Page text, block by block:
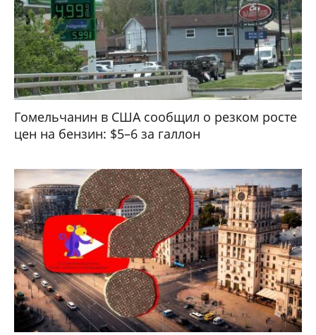
Гомельчанин в США сообщил о резком росте
цен на бензин: $5–6 за галлон